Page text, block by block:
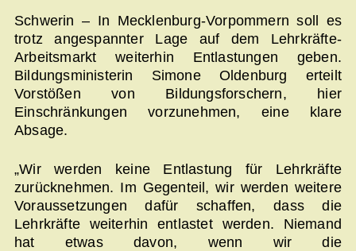
Schwerin – In Mecklenburg-Vorpommern soll es
trotz angespannter Lage auf dem Lehrkräfte-
Arbeitsmarkt weiterhin Entlastungen geben.
Bildungsministerin Simone Oldenburg erteilt
Vorstößen von Bildungsforschern, hier
Einschränkungen vorzunehmen, eine klare
Absage.
„Wir werden keine Entlastung für Lehrkräfte
zurücknehmen. Im Gegenteil, wir werden weitere
Voraussetzungen dafür schaffen, dass die
Lehrkräfte weiterhin entlastet werden. Niemand
hat etwas davon, wenn wir die